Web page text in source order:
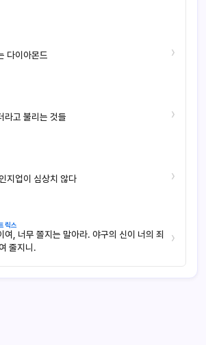
다이아몬드 ›
라고 불리는 것들 ›
지업이 심상치 않다 ›
릭스
여, 너무 쫄지는 말아라. 야구의 신이 너의 죄
줄지니.
›